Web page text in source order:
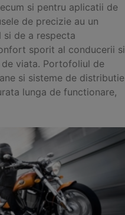
si pentru aplicatii de
de precizie au un
de a respecta
sporit al conducerii si
de viata. Portofoliul de
si sisteme de distributie
lunga de functionare,